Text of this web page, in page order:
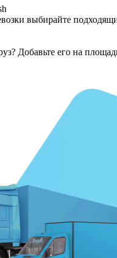
выбирайте
Добавьте его на